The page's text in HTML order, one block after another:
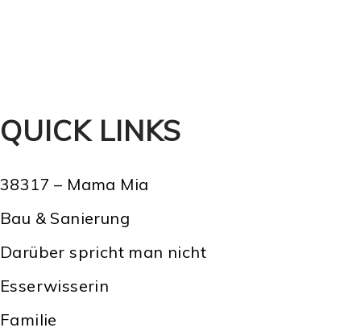
QUICK LINKS
38317 – Mama Mia
Bau & Sanierung
Darüber spricht man nicht
Esserwisserin
Familie